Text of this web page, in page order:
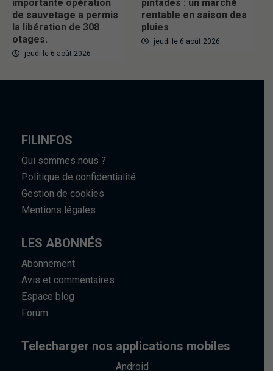
importante opération
de sauvetage a permis
la libération de 308
otages.
jeudi le 6 août 2026
pintades : un marché
rentable en saison des
pluies
jeudi le 6 août 2026
FILINFOS
Qui sommes nous ?
Politique de confidentialité
Gestion de cookies
Mentions légales
LES ABONNÉS
Abonnement
Avis et commentaires
Espace blog
Forum
Telecharger nos applications mobiles
Android